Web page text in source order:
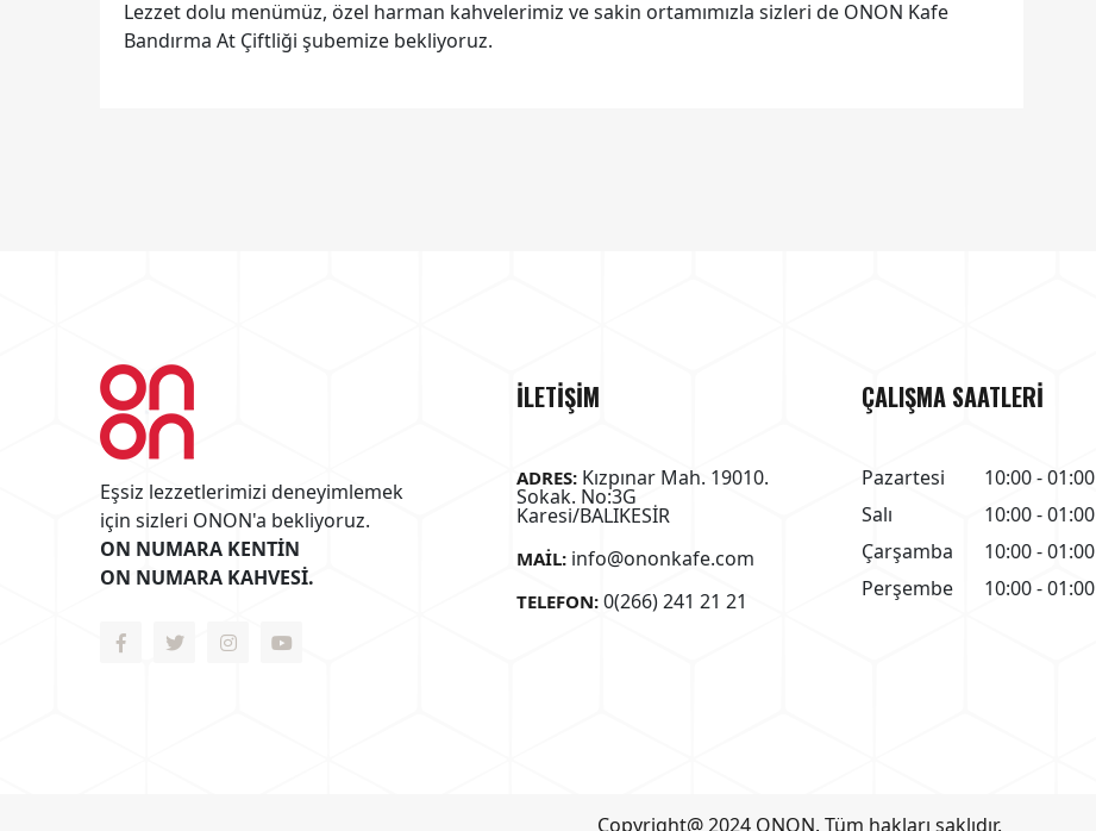
Lezzet dolu menümüz, özel harman kahvelerimiz ve sakin ortamımızla sizleri de ONON Kafe
Bandırma At Çiftliği şubemize bekliyoruz.
Eşsiz lezzetlerimizi deneyimlemek
için sizleri ONON'a bekliyoruz.
ON NUMARA KENTİN
ON NUMARA KAHVESİ.
İLETİŞİM
ADRES: Kızpınar Mah. 19010.
Sokak. No:3G
Karesi/BALIKESİR
MAIL: info@ononkafe.com
TELEFON: 0(266) 241 21 21
ÇALIŞMA SAATLERİ
Pazartesi
10:00 - 01:00
Salı
10:00 - 01:00
Çarşamba
10:00 - 01:00
Perşembe
10:00 - 01:00
Copyright@ 2024 ONON. Tüm hakları saklıdır.